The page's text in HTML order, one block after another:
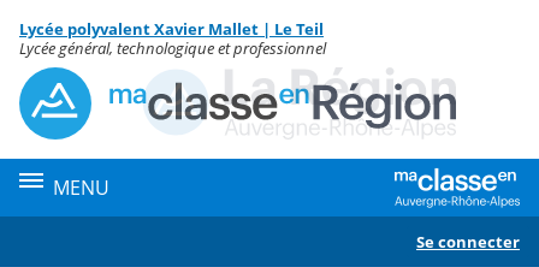
Menu de la rubrique
Contenu
Lycée polyvalent Xavier Mallet | Le Teil
Lycée général, technologique et professionnel
MENU
Se connecter